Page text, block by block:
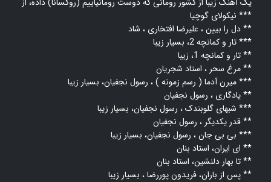
نیکولای گوچیا ***
دل را بیین ، علیرضا افتخاری ، شاد **
تار و کمانچه 2، بسیار زیبا ***
تار و کمانچه 1، زیبا **
مرغ سحر ، استاد شجریان **
میرن آدما ( رسم زمونه ) ، رسول نجفیان، بسیار زیبا ***
یادگاری ، رسول نجفیان **
شبهای گلوبندک ، رسول نجفیان، بسیار زیبا ***
قدر یکدیگر ، رسول نجفیان **
بی بی جان ، رسول نجفیان، بسیار زیبا ***
ای ایران، استاد بنان **
تا بهار دلنشین، استاد بنان **
پس از باران، فریدون پوررضا ، بسیار زیبا **